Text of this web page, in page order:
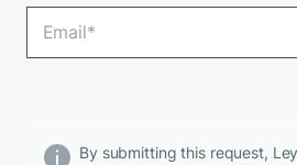
By submitting this request,